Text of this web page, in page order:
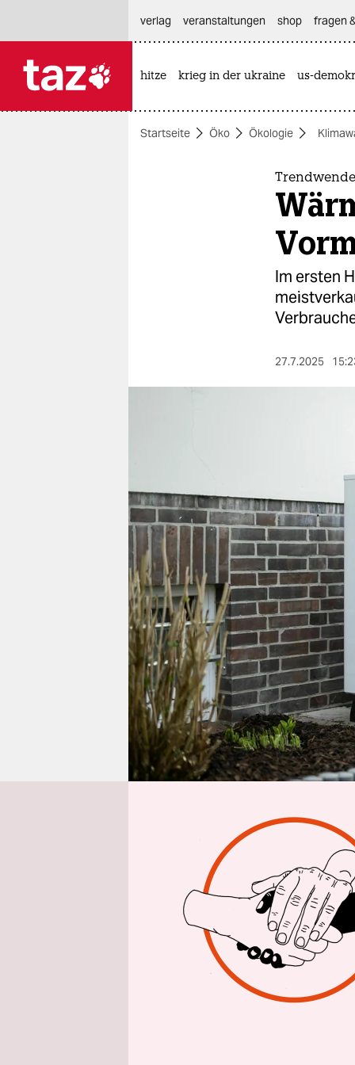
themen
nord
verlag
veranstaltungen
shop
fragen & hilfe
unterstützen
abo
genossenschaft
epaper login
verlag
veranstaltungen shop fragen
hitze krieg in der ukraine us-
Startseite Öko Ökologie
Im ersten
27.7.2025
afp/taz|
der
zwar noch
deutlich
(BWP)